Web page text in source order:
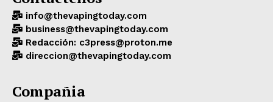
info@thevapingtoday.com
business@thevapingtoday.com
Redacción: c3press@proton.me
direccion@thevapingtoday.com
Compañia